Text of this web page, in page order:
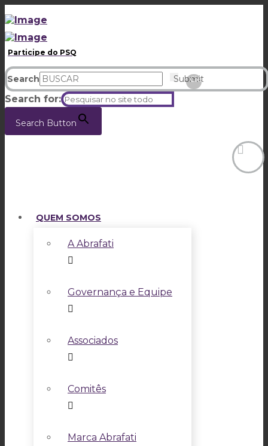
Participe do PSQ
Search Submit
Clear
Search for:
Search Button
QUEM SOMOS
A Abrafati
Governança e Equipe
Associados
Comitês
Marca Abrafati